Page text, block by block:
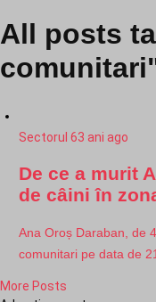
All posts
Sectorul 63 ani ago
De ce a murit
de câini în
Ana Oroș Daraban, de
comunitari pe data de
More Posts